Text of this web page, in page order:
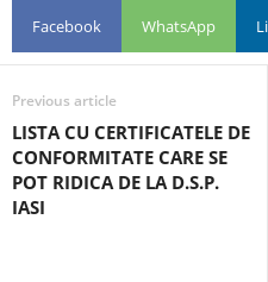
Facebook WhatsApp
Previous article
LISTA CU CERTIFICATELE DE
CONFORMITATE CARE SE
POT RIDICA DE LA D.S.P.
IASI